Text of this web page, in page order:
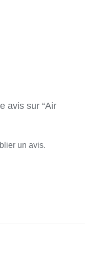
avis sur “Air
un avis.